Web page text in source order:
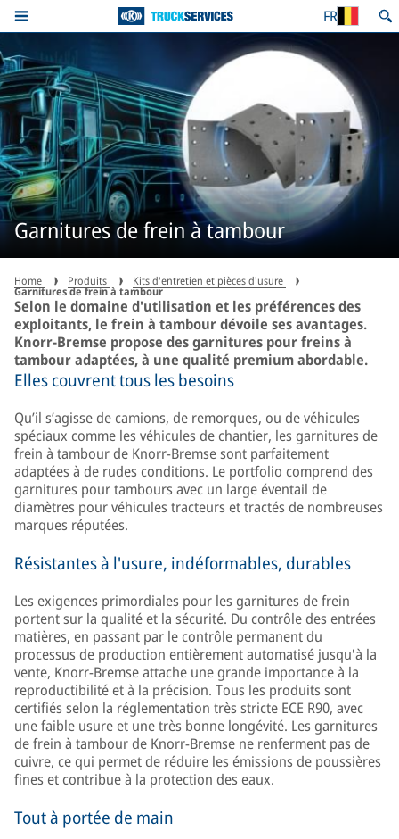
FR
Garnitures de frein à tambour
Home Produits Kits d'entretien et pièces d'usure
Garnitures de frein à tambour
Selon le domaine d'utilisation et les préférences des
exploitants, le frein à tambour dévoile ses avantages.
Knorr-Bremse propose des garnitures pour freins à
tambour adaptées, à une qualité premium abordable.
Elles couvrent tous les besoins
Qu’il s’agisse de camions, de remorques, ou de véhicules
spéciaux comme les véhicules de chantier, les garnitures de
frein à tambour de Knorr-Bremse sont parfaitement
adaptées à de rudes conditions. Le portfolio comprend des
garnitures pour tambours avec un large éventail de
diamètres pour véhicules tracteurs et tractés de nombreuses
marques réputées.
Résistantes à l'usure, indéformables, durables
Les exigences primordiales pour les garnitures de frein
portent sur la qualité et la sécurité. Du contrôle des entrées
matières, en passant par le contrôle permanent du
processus de production entièrement automatisé jusqu'à la
vente, Knorr-Bremse attache une grande importance à la
reproductibilité et à la précision. Tous les produits sont
certifiés selon la réglementation très stricte ECE R90, avec
une faible usure et une très bonne longévité. Les garnitures
de frein à tambour de Knorr-Bremse ne renferment pas de
cuivre, ce qui permet de réduire les émissions de poussières
fines et contribue à la protection des eaux.
Tout à portée de main